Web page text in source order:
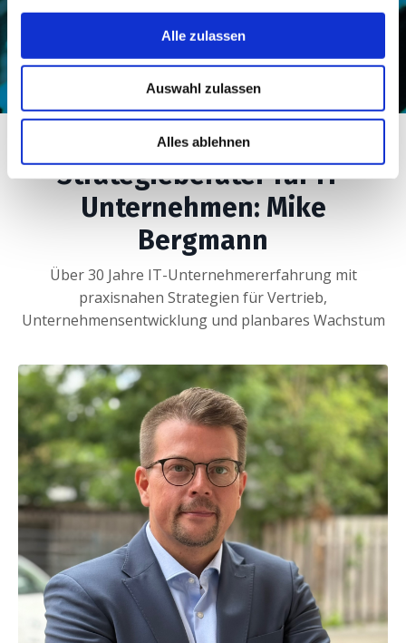
Alle zulassen
Auswahl zulassen
Alles ablehnen
Sofort umsetzen
Nutze Leitfäden und Werkzeuge direkt
Strategieberater für IT-
Unternehmen: Mike
Bergmann
Über 30 Jahre IT-Unternehmererfahrung mit
praxisnahen Strategien für Vertrieb,
Unternehmensentwicklung und planbares Wachstum